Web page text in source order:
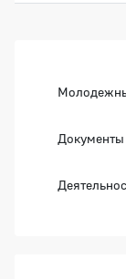
Документы